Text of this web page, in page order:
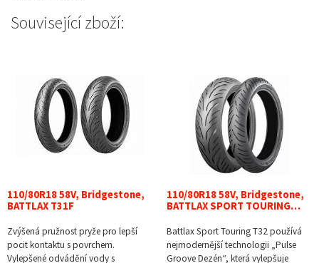
Související zboží:
110/80R18 58V, Bridgestone,
BATTLAX T31F
Zvýšená pružnost pryže pro lepší
pocit kontaktu s povrchem.
Vylepšené odvádění vody s
110/80R18 58V, Bridgestone,
BATTLAX SPORT TOURING…
Battlax Sport Touring T32 používá
nejmodernější technologii „Pulse
Groove Dezén“, která vylepšuje